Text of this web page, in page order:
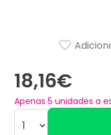
18,16€
Apenas 5 unidades a